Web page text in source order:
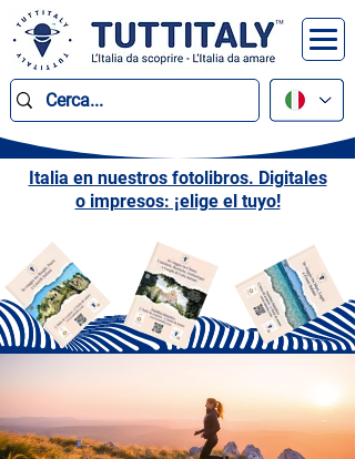
Italia en nuestros fotolibros. Digitales
o impresos: ¡elige el tuyo!